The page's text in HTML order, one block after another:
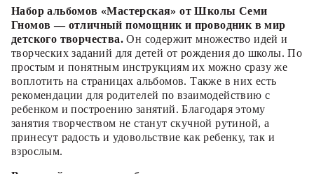
Набор альбомов «Мастерская» от Школы Семи
Гномов — отличный помощник и проводник в мир
детского творчества. Он содержит множество идей и
творческих заданий для детей от рождения до школы. По
простым и понятным инструкциям их можно сразу же
воплотить на страницах альбомов. Также в них есть
рекомендации для родителей по взаимодействию с
ребенком и построению занятий. Благодаря этому
занятия творчеством не станут скучной рутиной, а
принесут радость и удовольствие как ребенку, так и
взрослым.